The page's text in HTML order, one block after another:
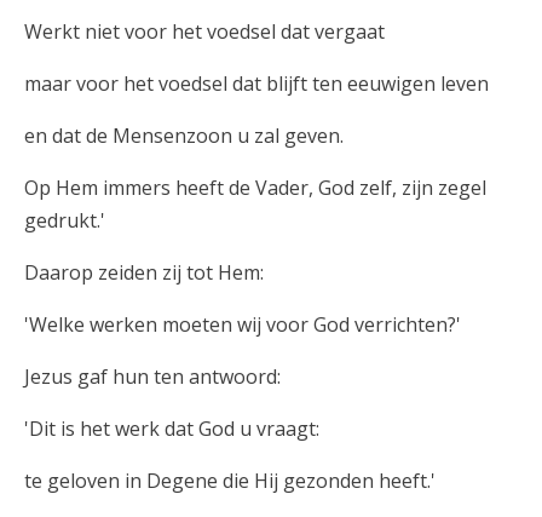
Werkt niet voor het voedsel dat vergaat
maar voor het voedsel dat blijft ten eeuwigen leven
en dat de Mensenzoon u zal geven.
Op Hem immers heeft de Vader, God zelf, zijn zegel
gedrukt.'
Daarop zeiden zij tot Hem:
'Welke werken moeten wij voor God verrichten?'
Jezus gaf hun ten antwoord:
'Dit is het werk dat God u vraagt:
te geloven in Degene die Hij gezonden heeft.'